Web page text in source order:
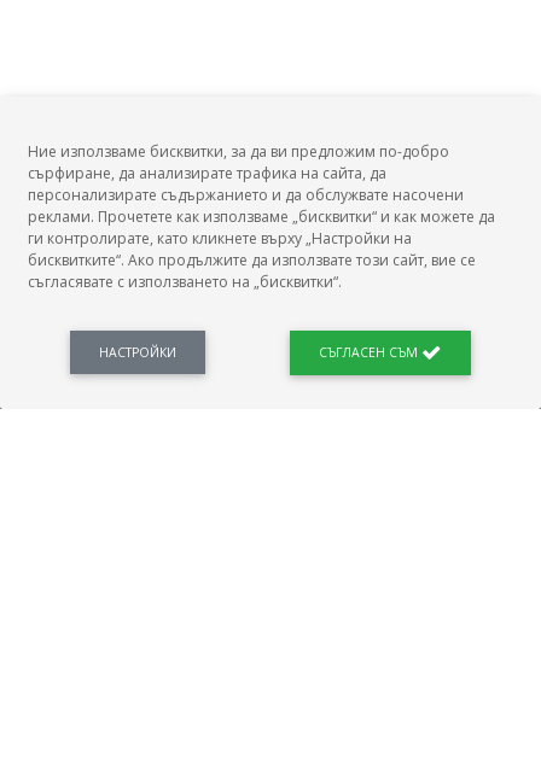
БГ Заплати
Новини, законови нормативи, кариерно ориентиране. Списък на всички
професии и трудови характеристики. Минимален облагаем доход. Калкулатор
Ние използваме бисквитки, за да ви предложим по-добро
сърфиране, да анализирате трафика на сайта, да
персонализирате съдържанието и да обслужвате насочени
реклами. Прочетете как използваме „бисквитки“ и как можете да
ги контролирате, като кликнете върху „Настройки на
бисквитките“. Ако продължите да използвате този сайт, вие се
съгласявате с използването на „бисквитки“.
НАСТРОЙКИ СЪГЛАСЕН СЪМ